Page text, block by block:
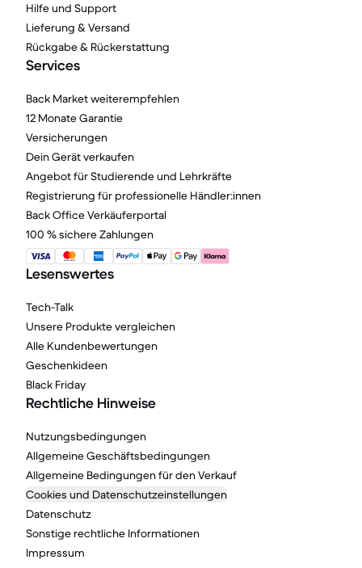
Hilfe und Support
Lieferung & Versand
Rückgabe & Rückerstattung
Services
Back Market weiterempfehlen
12 Monate Garantie
Versicherungen
Dein Gerät verkaufen
Angebot für Studierende und Lehrkräfte
Registrierung für professionelle Händler:innen
Back Office Verkäuferportal
100 % sichere Zahlungen
Lesenswertes
Tech-Talk
Unsere Produkte vergleichen
Alle Kundenbewertungen
Geschenkideen
Black Friday
Rechtliche Hinweise
Nutzungsbedingungen
Allgemeine Geschäftsbedingungen
Allgemeine Bedingungen für den Verkauf
Cookies und Datenschutzeinstellungen
Datenschutz
Sonstige rechtliche Informationen
Impressum